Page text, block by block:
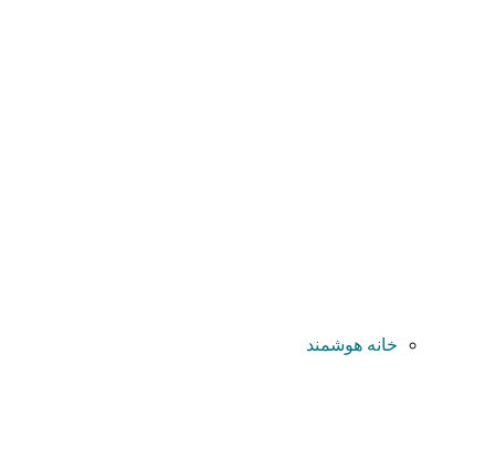
خانه هوشمند